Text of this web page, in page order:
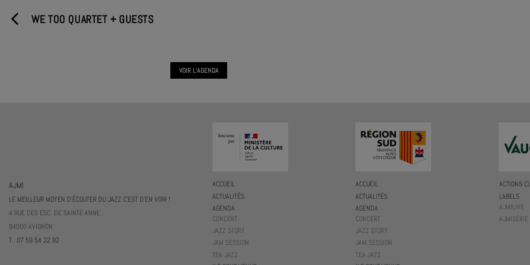
WE TOO QUARTET + GUESTS
VOIR L'AGENDA
AJMI
LE MEILLEUR MOYEN D'ÉCOUTER DU JAZZ C'EST D'EN VOIR !
4 RUE DES ESC. DE SAINTE-ANNE
84000 AVIGNON
T. 07 59 54 22 92
ACCUEIL
ACTUALITÉS
AGENDA
CONCERT
JAZZ STORY
JAM SESSION
TEA JAZZ
ACCUEIL
ACTUALITÉS
AGENDA
CONCERT
JAZZ STORY
JAM SESSION
TEA JAZZ
ACTIONS
LABELS
AJMILIVE
AJMISÉRIE